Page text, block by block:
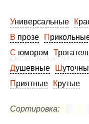
Универсальные
В прозе
С юмором
Душевные
Приятные
Крутые
Сортировка: